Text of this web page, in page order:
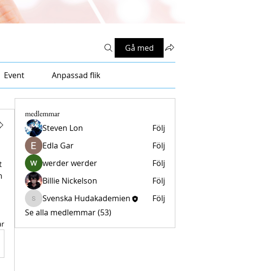
Gå med
Event Anpassad flik
medlemmar
Steven Lon
Följ
Edla Gar
Följ
werder werder
Följ
Billie Nickelson
Följ
Svenska Hudakademien
Svenska Hudakademien
Följ
Se alla medlemmar (53)